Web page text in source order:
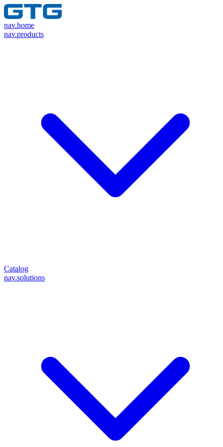
nav.home
nav.products
Catalog
nav.solutions